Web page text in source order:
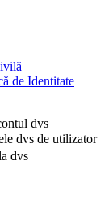
de Identitate
dvs
dvs de utilizator
dvs